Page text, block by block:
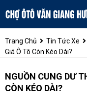
Trang Chủ Tin Tức Xe
Giá Ô Tô Còn Kéo Dài?
NGUỒN CUNG DƯ
CÒN KÉO DÀI?